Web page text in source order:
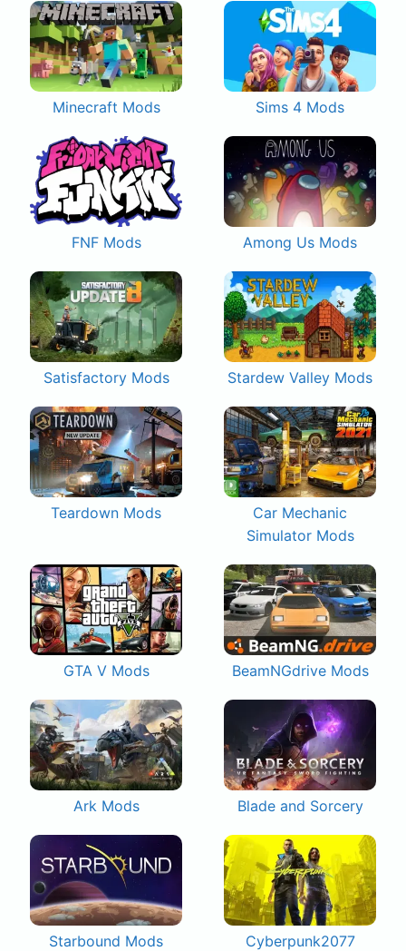
Minecraft Mods Sims 4 Mods
FNF Mods Among Us Mods
Satisfactory Mods Stardew Valley Mods
Teardown Mods
Car Mechanic
Simulator Mods
GTA V Mods BeamNGdrive Mods
Ark Mods Blade and Sorcery
Starbound Mods Cyberpunk2077